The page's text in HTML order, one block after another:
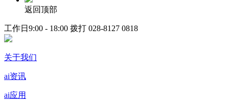
返回顶部
工作日9:00 - 18:00 拨打 028-8127 0818
关于我们
ai资讯
ai应用